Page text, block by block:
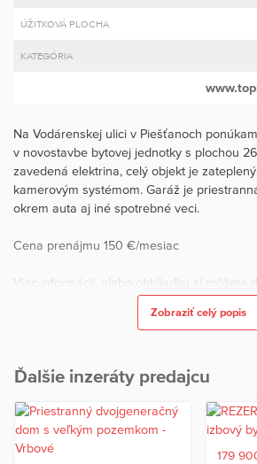
ÚŽITKOVÁ PLOCHA
KATEGÓRIA
Na Vodárenskej ulici v Piešťanoch
v novostavbe bytovej jednotky s plochou
zavedená elektrina, celý objekt je
kamerovým systémom. Garáž je
okrem auta aj iné spotrebné veci.
Cena prenájmu 150 €/mesiac
Viac informácií, alebo obhliadku si môžete
telefónnom čísle 0903641632, alebo na
novostavba. Cena 150 €/mesiac.
Predávate/kupujete svoju nehnuteľnosť
všetky fázy realitného obchodu? Radi Vám
nie ste istý.
Zobraziť celý popis
Ďalšie inzeráty predajcu
179